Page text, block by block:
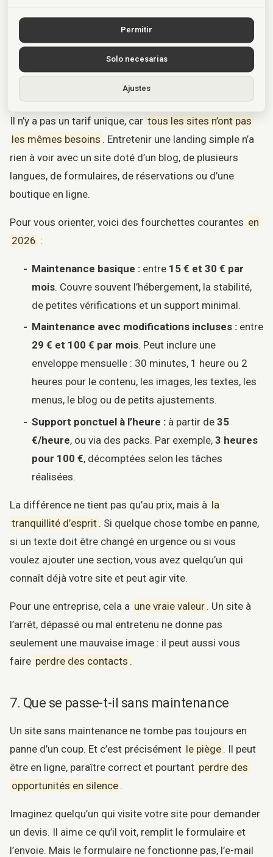
figé. Si votre activité évolue,le site devrait évoluer
6. Combien coûte une maintenance web
Il n’y a pas un tarif unique, car tous les sites n’ont pas
les mêmes besoins . Entretenir une landing simple n’a
rien à voir avec un site doté d’un blog, de plusieurs
langues, de formulaires, de réservations ou d’une
boutique en ligne.
Pour vous orienter, voici des fourchettes courantes en
2026 :
Maintenance basique :entre 15 € et 30 € par
mois. Couvre souvent l’hébergement, la stabilité,
de petites vérifications et un support minimal.
Maintenance avec modifications incluses :entre
29 € et 100 € par mois. Peut inclure une
enveloppe mensuelle : 30 minutes, 1 heure ou 2
heures pour le contenu, les images, les textes, les
menus, le blog ou de petits ajustements.
Support ponctuel à l’heure :à partir de 35
€/heure, ou via des packs. Par exemple, 3 heures
pour 100 €, décomptées selon les tâches
réalisées.
La différence ne tient pas qu’au prix, mais à la
tranquillité d’esprit . Si quelque chose tombe en panne,
si un texte doit être changé en urgence ou si vous
voulez ajouter une section, vous avez quelqu’un qui
connaît déjà votre site et peut agir vite.
Pour une entreprise, cela a une vraie valeur . Un site à
l’arrêt, dépassé ou mal entretenu ne donne pas
seulement une mauvaise image : il peut aussi vous
faire perdre des contacts .
7. Que se passe-t-il sans maintenance
Un site sans maintenance ne tombe pas toujours en
panne d’un coup. Et c’est précisément le piège . Il peut
être en ligne, paraître correct et pourtant perdre des
opportunités en silence .
Imaginez quelqu’un qui visite votre site pour demander
un devis. Il aime ce qu’il voit, remplit le formulaire et
l’envoie. Mais le formulaire ne fonctionne pas, l’e-mail
Permitir
Solo necesarias
Ajustes